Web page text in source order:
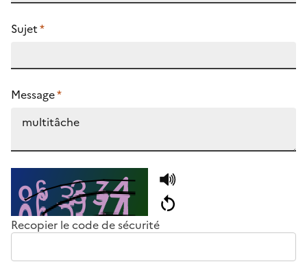
Sujet*
Message*
Recopier le code de sécurité